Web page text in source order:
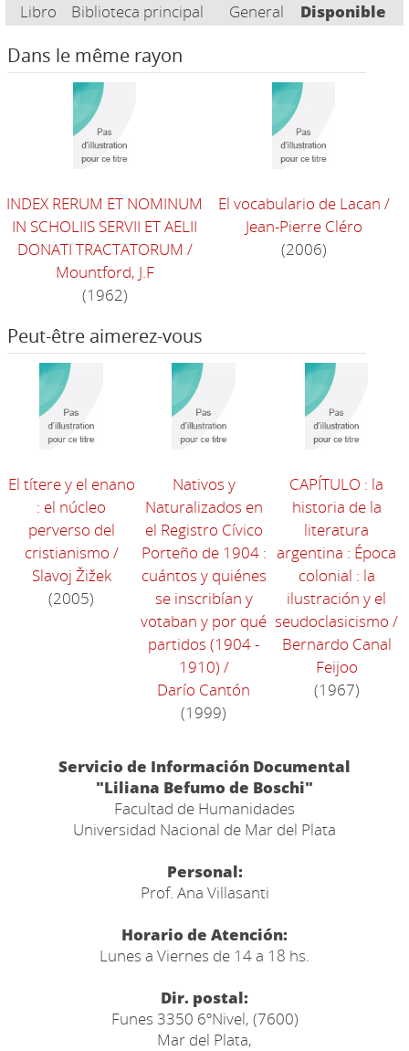
Libro Biblioteca principal General Disponible
Dans le même rayon
INDEX RERUM ET NOMINUM
IN SCHOLIIS SERVII ET AELII
DONATI TRACTATORUM /
Mountford, J.F
(1962)
El vocabulario de Lacan /
Jean-Pierre Cléro
(2006)
Peut-être aimerez-vous
El títere y el enano
: el núcleo
perverso del
cristianismo /
Slavoj Žižek
(2005)
Nativos y
Naturalizados en
el Registro Cívico
Porteño de 1904 :
cuántos y quiénes
se inscribían y
votaban y por qué
partidos (1904 -
1910) /
Darío Cantón
(1999)
CAPÍTULO : la
historia de la
literatura
argentina : Época
colonial : la
ilustración y el
seudoclasicismo /
Bernardo Canal
Feijoo
(1967)
Servicio de Información Documental
"Liliana Befumo de Boschi"
Facultad de Humanidades
Universidad Nacional de Mar del Plata
Personal:
Prof. Ana Villasanti
Horario de Atención:
Lunes a Viernes de 14 a 18 hs.
Dir. postal:
Funes 3350 6ºNivel, (7600)
Mar del Plata,